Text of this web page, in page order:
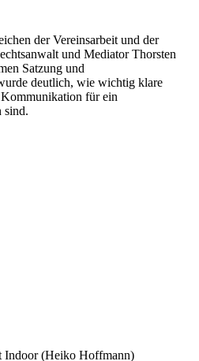
der Vereinsarbeit und der
und Mediator Thorsten
Satzung und
deutlich, wie wichtig klare
für ein
sind.
Indoor (Heiko Hoffmann)